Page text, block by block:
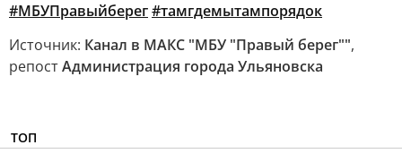
#МБУПравыйберег#тамгдемытампорядок
Источник: Канал в МАКС "МБУ "Правый берег"",
репостАдминистрация города Ульяновска
ТОП